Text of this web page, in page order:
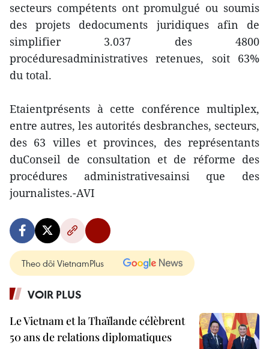
secteurs compétents ont promulgué ou soumis
des projets dedocuments juridiques afin de
simplifier 3.037 des 4800
procéduresadministratives retenues, soit 63%
du total.
Etaientprésents à cette conférence multiplex,
entre autres, les autorités desbranches, secteurs,
des 63 villes et provinces, des représentants
duConseil de consultation et de réforme des
procédures administrativesainsi que des
journalistes.-AVI
Theo dõi VietnamPlus
VOIR PLUS
Le Vietnam et la Thaïlande célèbrent
50 ans de relations diplomatiques